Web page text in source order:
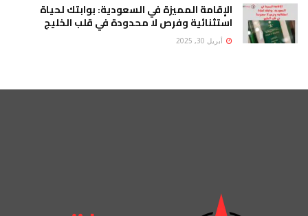
الإقامة المميزة في السعودية: بوابتك لحياة
استثنائية وفرص لا محدودة في قلب الخليج
أبريل 30, 2025